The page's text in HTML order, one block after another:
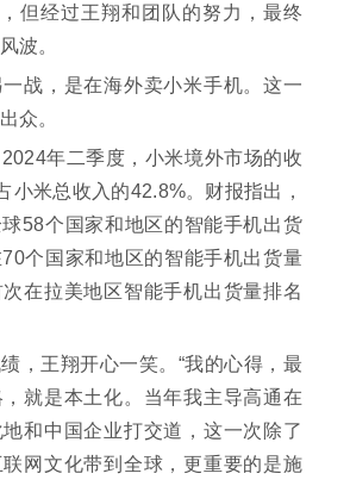
但经过王翔和团队的努力，最终
波。
战，是在海外卖小米手机。这一
众。
年二季度，小米境外市场的收
小米总收入的42.8%。财报指出，
58个国家和地区的智能手机出货
个国家和地区的智能手机出货量
在拉美地区智能手机出货量排名
，王翔开心一笑。“我的心得，最
就是本土化。当年我主导高通在
和中国企业打交道，这一次除了
网文化带到全球，更重要的是施